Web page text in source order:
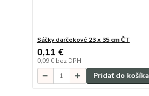
Sáčky darčekové 23 x 35 cm ČT
0,11 €
0,09 € bez DPH
Pridať do košíka